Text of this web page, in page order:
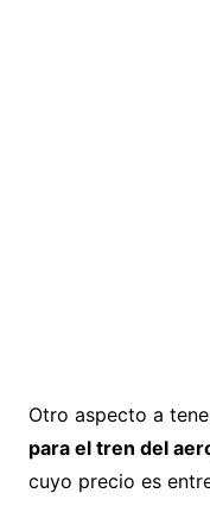
Otro aspecto a
para el tren del
cuyo precio es